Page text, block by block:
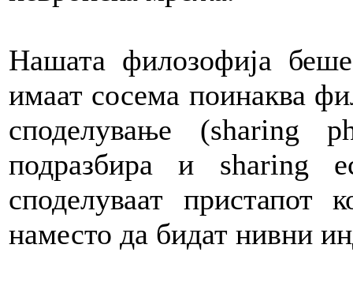
Нашата филозофија
имаат сосема поинаква
споделување (sharing
подразбира и sharing
споделуваат пристапот
наместо да бидат нивни